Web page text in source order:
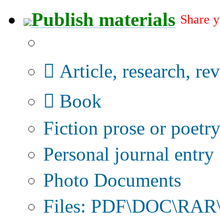
Publish materials Share
Article, research,
Book
Fiction prose or poetry
Personal journal entry
Photo Documents
Files: